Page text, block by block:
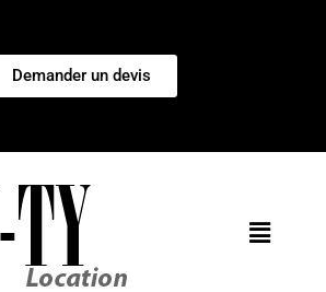
Demander un devis